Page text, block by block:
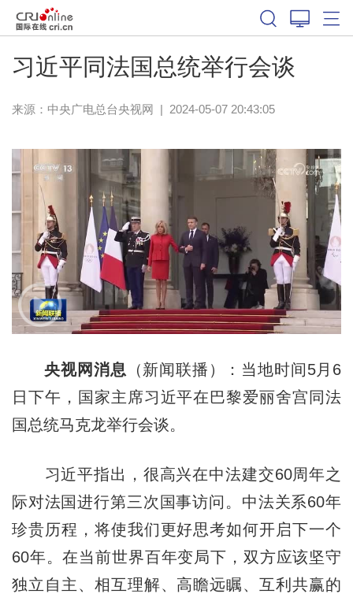
习近平同法国总统举行会谈
来源： 中央广电总台央视网 | 2024-05-07 20:43:05
央视网消息 （新闻联播）：当地时间5月6
日下午，国家主席习近平在巴黎爱丽舍宫同法
国总统马克龙举行会谈。
习近平指出，很高兴在中法建交60周年之
际对法国进行第三次国事访问。中法关系60年
珍贵历程，将使我们更好思考如何开启下一个
60年。在当前世界百年变局下，双方应该坚守
独立自主、相互理解、高瞻远瞩、互利共赢的